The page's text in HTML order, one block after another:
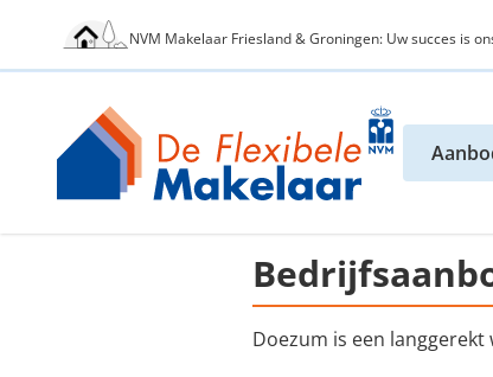
NVM Makelaar Friesland & Groningen: Uw succes is
Doezum is een